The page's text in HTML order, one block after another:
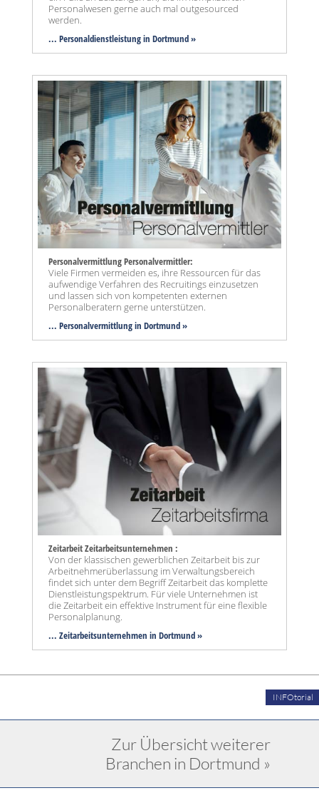
Personalwesen gerne auch mal outgesourced
werden.
... Personaldienstleistung in Dortmund »
Personalvermittlung Personalvermittler:
Viele Firmen vermeiden es, ihre Ressourcen für das
aufwendige Verfahren des Recruitings einzusetzen
und lassen sich von kompetenten externen
Personalberatern gerne unterstützen.
... Personalvermittlung in Dortmund »
Zeitarbeit Zeitarbeitsunternehmen :
Von der klassischen gewerblichen Zeitarbeit bis zur
Arbeitnehmerüberlassung im Verwaltungsbereich
findet sich unter dem Begriff Zeitarbeit das komplette
Dienstleistungspektrum. Für viele Unternehmen ist
die Zeitarbeit ein effektive Instrument für eine flexible
Personalplanung.
... Zeitarbeitsunternehmen in Dortmund »
INFOtorial
Zur Übersicht weiterer
Branchen in Dortmund »